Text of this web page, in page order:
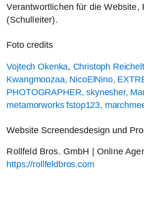
Verantwortlichen für die Website,
(Schulleiter).
Foto credits
Vojtech Okenka, Christoph Reichelt
Kwangmoozaa, NicoElNino,
PHOTOGRAPHER,skynesher,
metamorworksfstop123,
Website Screendesdesign und
Rollfeld Bros. GmbH | Online
https://rollfeldbros.com